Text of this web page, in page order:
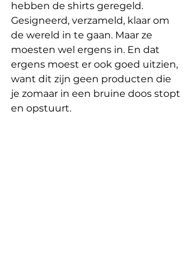
hebben de shirts geregeld.
Gesigneerd, verzameld, klaar om
de wereld in te gaan. Maar ze
moesten wel ergens in. En dat
ergens moest er ook goed uitzien,
want dit zijn geen producten die
je zomaar in een bruine doos stopt
en opstuurt.